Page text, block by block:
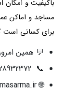
باکیفیت و امکان
مساجد و اماکن
برای کسانی است
💬 همین
📞 09128932372 | 09128725346
🌐 www.rimasarma.ir